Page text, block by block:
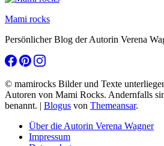
Mami rocks
Persönlicher Blog der Autorin Verena
© mamirocks Bilder und Texte
Autoren von Mami Rocks. Andernfalls
benannt. | Blogus von Themeansar.
Über die Autorin Verena Wagner
Impressum